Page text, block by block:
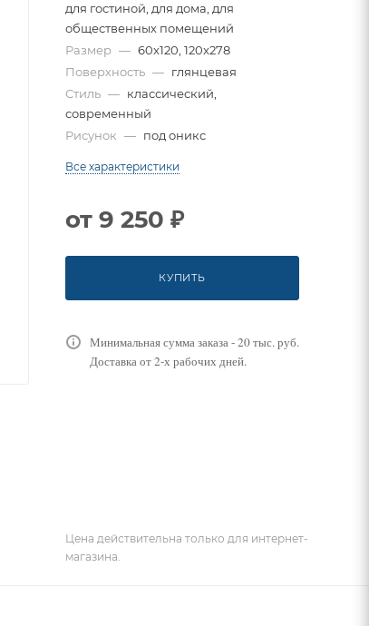
для гостиной, для дома, для
общественных помещений
Размер — 60x120, 120x278
Поверхность — глянцевая
Стиль — классический,
современный
Рисунок — под оникс
Все характеристики
от 9 250 ₽
КУПИТЬ
Минимальная сумма заказа - 20 тыс. руб.
Доставка от 2-х рабочих дней.
Цена действительна только для интернет-
магазина.